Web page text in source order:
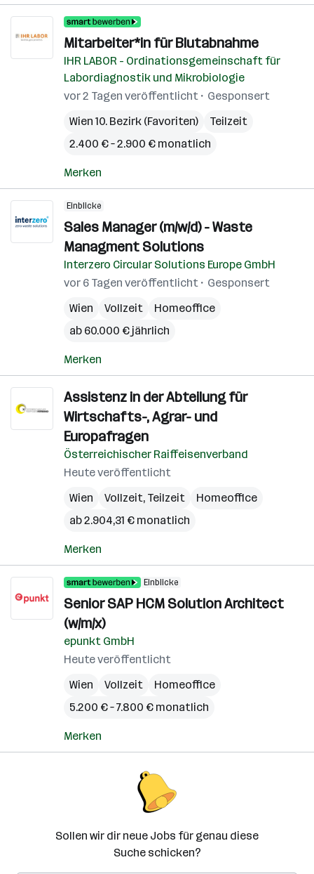
Mitarbeiter*in für Blutabnahme
IHR LABOR - Ordinationsgemeinschaft für
Labordiagnostik und Mikrobiologie
vor 2 Tagen veröffentlicht
Gesponsert
Wien 10. Bezirk (Favoriten)
Teilzeit
2.400 € – 2.900 € monatlich
Merken
Einblicke
Sales Manager (m/w/d) - Waste
Managment Solutions
Interzero Circular Solutions Europe GmbH
vor 6 Tagen veröffentlicht
Gesponsert
Wien
Vollzeit
Homeoffice
ab 60.000 € jährlich
Merken
Assistenz in der Abteilung für
Wirtschafts-, Agrar- und
Europafragen
Österreichischer Raiffeisenverband
Heute veröffentlicht
Wien
Vollzeit, Teilzeit
Homeoffice
ab 2.904,31 € monatlich
Merken
Einblicke
Senior SAP HCM Solution Architect
(w/m/x)
epunkt GmbH
Heute veröffentlicht
Wien
Vollzeit
Homeoffice
5.200 € – 7.800 € monatlich
Merken
Sollen wir dir neue Jobs für genau diese
Suche schicken?